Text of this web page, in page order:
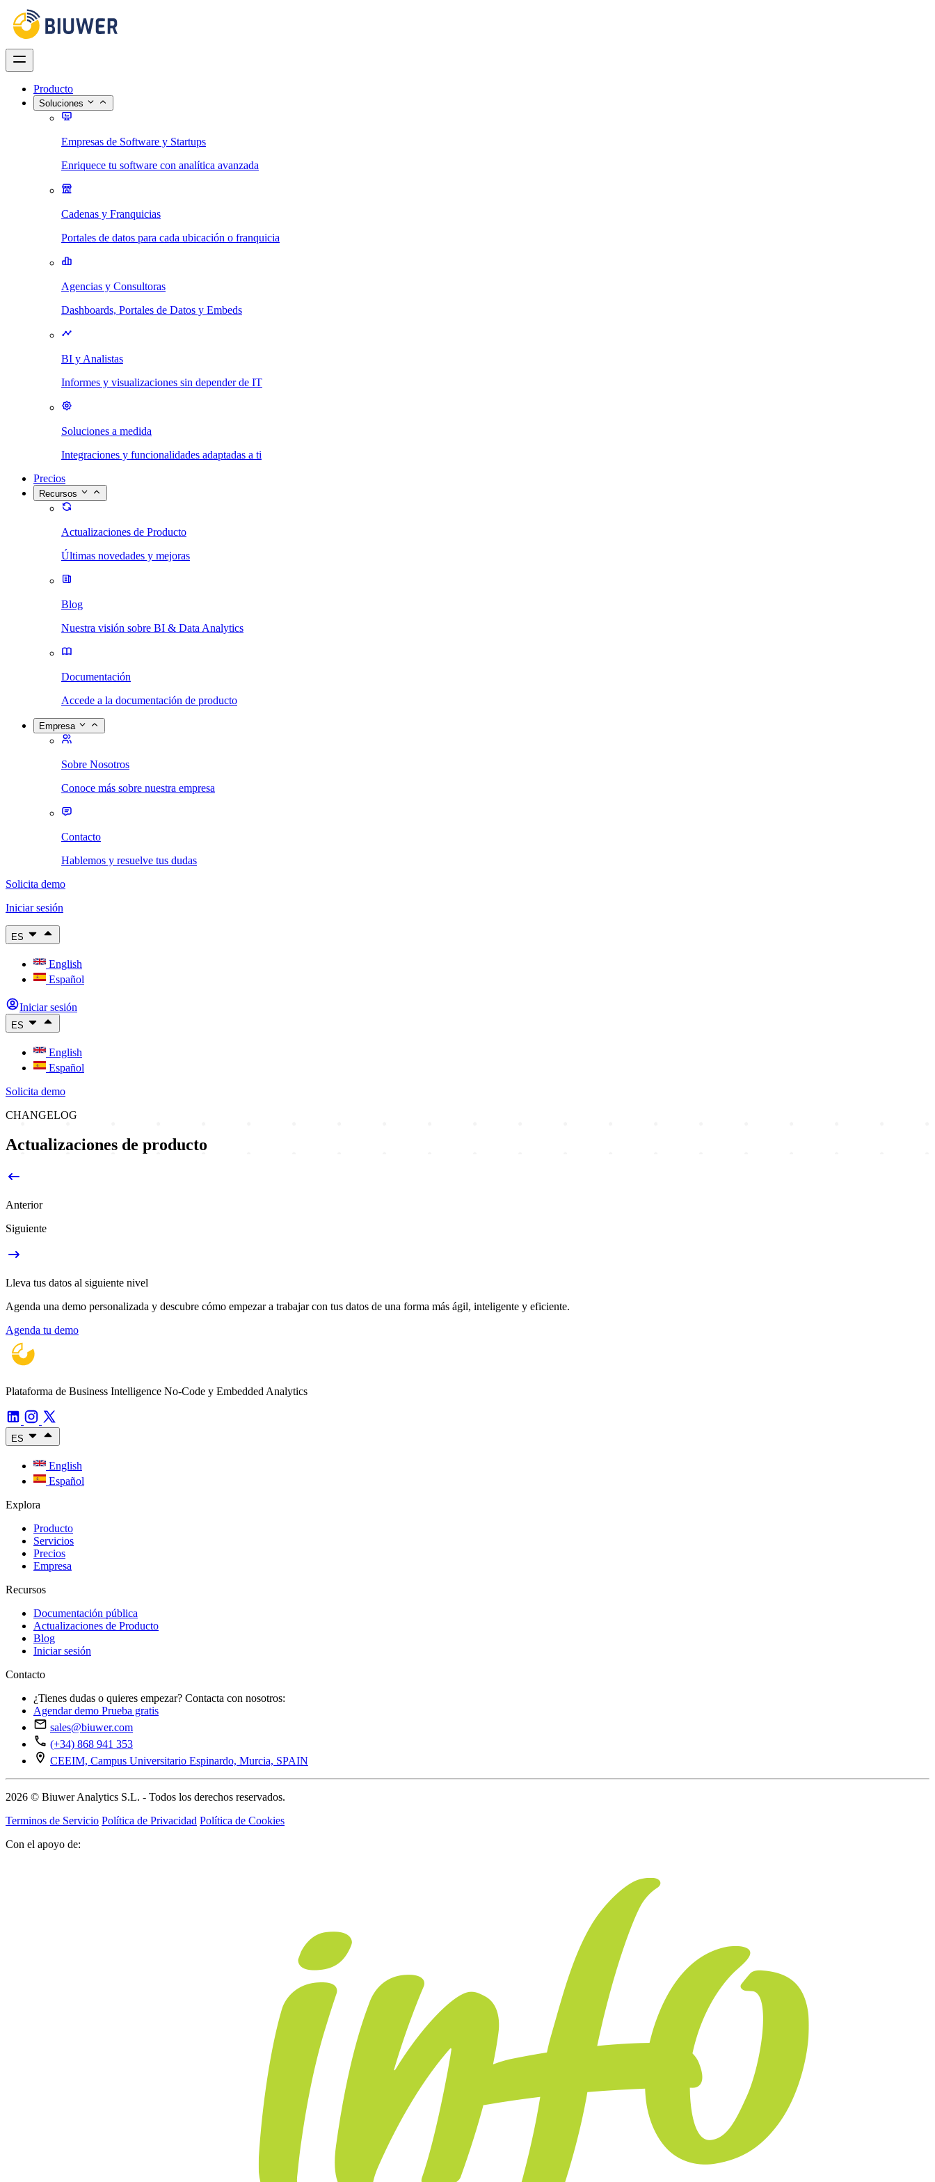
Producto
Soluciones
Empresas de Software y Startups
Enriquece tu software con analítica avanzada
Cadenas y Franquicias
Portales de datos para cada ubicación o franquicia
Agencias y Consultoras
Dashboards, Portales de Datos y Embeds
BI y Analistas
Informes y visualizaciones sin depender de IT
Soluciones a medida
Integraciones y funcionalidades adaptadas a ti
Precios
Recursos
Actualizaciones de Producto
Últimas novedades y mejoras
Blog
Nuestra visión sobre BI & Data Analytics
Documentación
Accede a la documentación de producto
Empresa
Sobre Nosotros
Conoce más sobre nuestra empresa
Contacto
Hablemos y resuelve tus dudas
Solicita demo
Iniciar sesión
ES
English
Español
Iniciar sesión
ES
English
Español
Solicita demo
CHANGELOG
Actualizaciones de producto
Anterior
Siguiente
Lleva tus datos al siguiente nivel
Agenda una demo personalizada y descubre cómo empezar a trabajar con tus datos de una forma más ágil, inteligente y eficiente.
Agenda tu demo
Plataforma de Business Intelligence No-Code y Embedded Analytics
ES
English
Español
Explora
Producto
Servicios
Precios
Empresa
Recursos
Documentación pública
Actualizaciones de Producto
Blog
Iniciar sesión
Contacto
¿Tienes dudas o quieres empezar? Contacta con nosotros:
Agendar demo Prueba gratis
sales@biuwer.com
(+34) 868 941 353
CEEIM, Campus Universitario Espinardo, Murcia, SPAIN
2026 © Biuwer Analytics S.L. - Todos los derechos reservados.
Terminos de Servicio Política de Privacidad Política de Cookies
Con el apoyo de: